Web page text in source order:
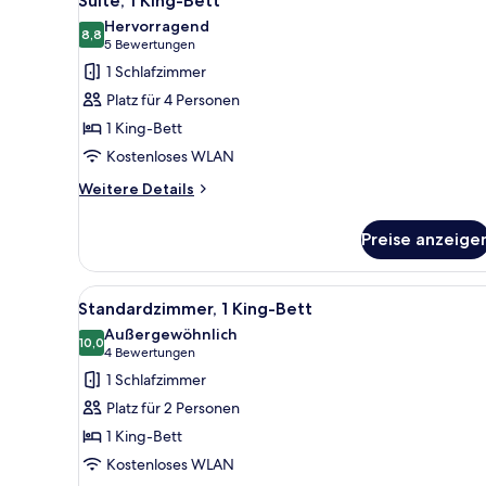
Fotos
für
Suite,
1 King-
Bett
anzeigen
8,88,8 von 10
Hervorragend
5 Bewertungen
(5
Bewertungen)
1 Schlafzimmer
Platz für 4 Personen
1 King-Bett
Kostenloses WLAN
Weitere Details
Weitere
1 King-
Bett
Preise
Alle
Fotos
für
Standardzimmer,
1 King-
Bett
anzeigen
Ein Hotelzimmer mit einem
10
Standardzimmer, 1 King-Bett
10,010,0 von 10
Außergewöhnlich
4 Bewertungen
(4
Bewertungen)
1 Schlafzimmer
Platz für 2 Personen
1 King-Bett
Kostenloses WLAN